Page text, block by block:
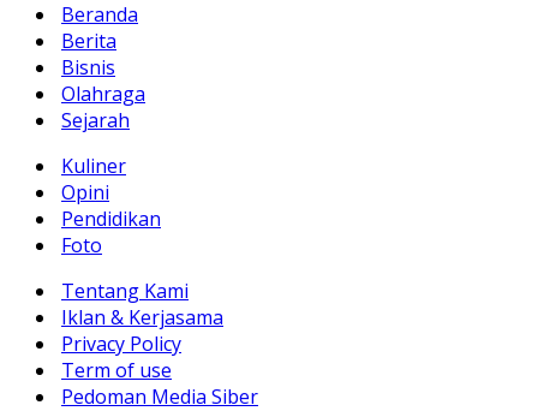
Beranda
Berita
Bisnis
Olahraga
Sejarah
Kuliner
Opini
Pendidikan
Foto
Tentang Kami
Iklan & Kerjasama
Privacy Policy
Term of use
Pedoman Media Siber